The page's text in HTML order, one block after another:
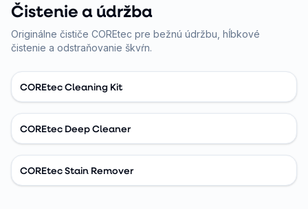
Čistenie a údržba
Originálne čističe COREtec pre bežnú údržbu, hĺbkové
čistenie a odstraňovanie škvŕn.
COREtec Cleaning Kit
COREtec Deep Cleaner
COREtec Stain Remover